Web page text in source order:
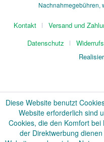
Nachnahmegebühren,
Kontakt Versand und
Datenschutz
Diese Website benutzt
Website erforderlich sind
Cookies, die den Komfort
der Direktwerbung